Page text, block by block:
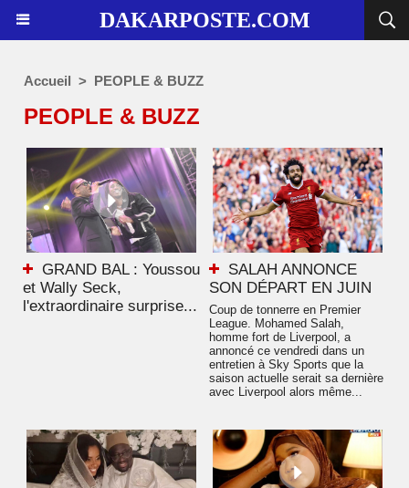
DAKARPOSTE.COM
Accueil > PEOPLE & BUZZ
PEOPLE & BUZZ
GRAND BAL : Youssou
et Wally Seck,
l'extraordinaire surprise...
SALAH ANNONCE
SON DÉPART EN JUIN
Coup de tonnerre en Premier
League. Mohamed Salah,
homme fort de Liverpool, a
annoncé ce vendredi dans un
entretien à Sky Sports que la
saison actuelle serait sa dernière
avec Liverpool alors même...